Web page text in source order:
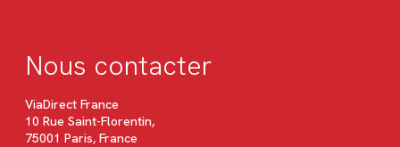
Nous contacter
ViaDirect France
10 Rue Saint-Florentin,
75001 Paris, France